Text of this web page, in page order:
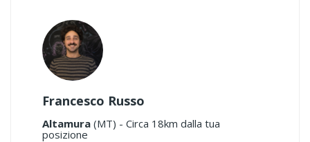
Francesco Russo
Altamura (MT) - Circa 18km dalla tua
posizione